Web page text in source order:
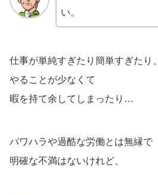
い。
仕事が単純すぎたり簡単すぎたり、
やることが少なくて
暇を持て余してしまったり…
パワハラや過酷な労働とは無縁で
明確な不満はないけれど、